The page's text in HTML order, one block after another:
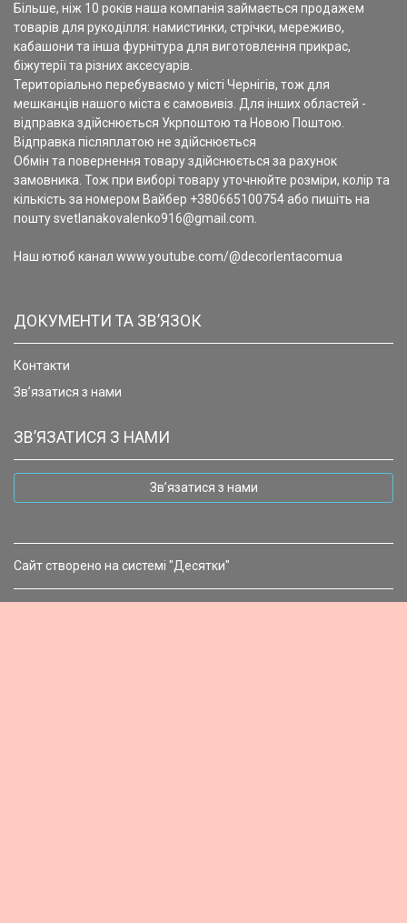
Більше, ніж 10 років наша компанія займається продажем
товарів для рукоділля: намистинки, стрічки, мереживо,
кабашони та інша фурнітура для виготовлення прикрас,
біжутерії та різних аксесуарів.
Територіально перебуваємо у місті Чернігів, тож для
мешканців нашого міста є самовивіз. Для інших областей -
відправка здійснюється Укрпоштою та Новою Поштою.
Відправка післяплатою не здійснюється
Обмін та повернення товару здійснюється за рахунок
замовника. Тож при виборі товару уточнюйте розміри, колір та
кількість за номером Вайбер +380665100754 або пишіть на
пошту svetlanakovalenko916@gmail.com.
Наш ютюб канал www.youtube.com/@decorlentacomua
ДОКУМЕНТИ ТА ЗВ’ЯЗОК
Контакти
Зв’язатися з нами
ЗВ’ЯЗАТИСЯ З НАМИ
Зв’язатися з нами
Сайт створено на системі "Десятки"